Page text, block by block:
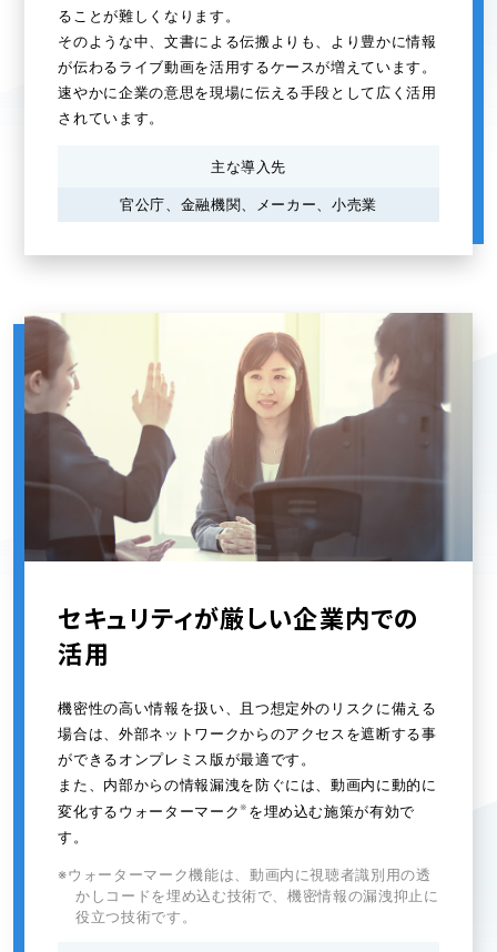
ることが難しくなります。
そのような中、文書による伝搬よりも、より豊かに情報
が伝わるライブ動画を活用するケースが増えています。
速やかに企業の意思を現場に伝える手段として広く活用
されています。
主な導入先
官公庁、金融機関、メーカー、小売業
セキュリティが厳しい企業内での
活用
機密性の高い情報を扱い、且つ想定外のリスクに備える
場合は、外部ネットワークからのアクセスを遮断する事
ができるオンプレミス版が最適です。
また、内部からの情報漏洩を防ぐには、動画内に動的に
変化するウォーターマーク※ を埋め込む施策が有効で
す。
※ウォーターマーク機能は、動画内に視聴者識別用の透
かしコードを埋め込む技術で、機密情報の漏洩抑止に
役立つ技術です。